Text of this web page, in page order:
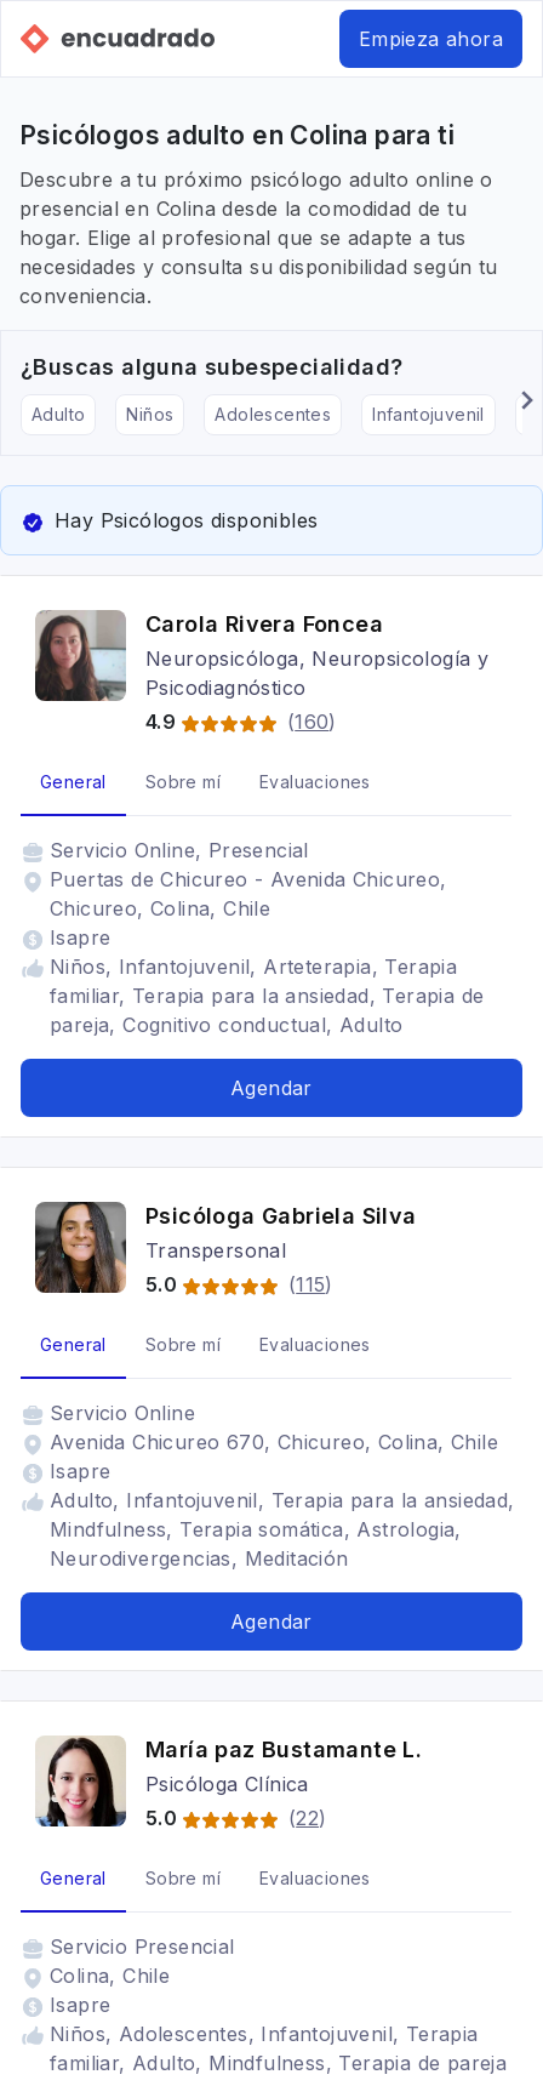
Empieza ahora
Psicólogos adulto en Colina para ti
Descubre a tu próximo psicólogo adulto online o
presencial en Colina desde la comodidad de tu
hogar. Elige al profesional que se adapte a tus
necesidades y consulta su disponibilidad según tu
conveniencia.
¿Buscas alguna subespecialidad?
Adulto Niños Adolescentes Infantojuvenil
Hay Psicólogos disponibles
Carola Rivera Foncea
Neuropsicóloga, Neuropsicología y
Psicodiagnóstico
4.9
(160)
General Sobre mí Evaluaciones
Servicio Online, Presencial
Puertas de Chicureo - Avenida Chicureo,
Chicureo, Colina, Chile
Isapre
Niños, Infantojuvenil, Arteterapia, Terapia
familiar, Terapia para la ansiedad, Terapia de
pareja, Cognitivo conductual, Adulto
Agendar
Psicóloga Gabriela Silva
Transpersonal
5.0
(115)
General Sobre mí Evaluaciones
Servicio Online
Avenida Chicureo 670, Chicureo, Colina, Chile
Isapre
Adulto, Infantojuvenil, Terapia para la ansiedad,
Mindfulness, Terapia somática, Astrologia,
Neurodivergencias, Meditación
Agendar
María paz Bustamante L.
Psicóloga Clínica
5.0
(22)
General Sobre mí Evaluaciones
Servicio Presencial
Colina, Chile
Isapre
Niños, Adolescentes, Infantojuvenil, Terapia
familiar, Adulto, Mindfulness, Terapia de pareja